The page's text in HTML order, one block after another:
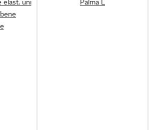
elast. uni
Palma L